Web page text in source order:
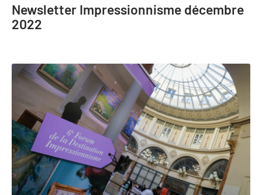
Newsletter Impressionnisme décembre
2022